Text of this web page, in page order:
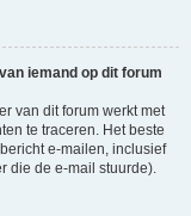
iemand op dit forum
van dit forum werkt met
te traceren. Het beste
e-mailen, inclusief
die de e-mail stuurde).